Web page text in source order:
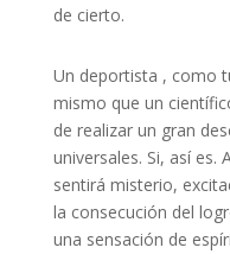
de cierto.
Un deportista , como
mismo que un
de realizar un gran
universales. Si, así es.
sentirá misterio,
la consecución del
una sensación de